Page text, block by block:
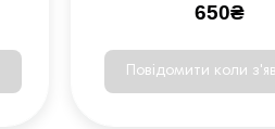
650₴
Повідомити коли